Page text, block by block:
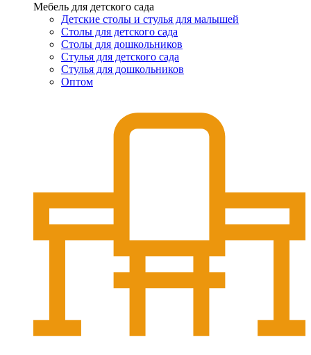
Мебель для детского сада
Детские столы и стулья для малышей
Столы для детского сада
Столы для дошкольников
Стулья для детского сада
Стулья для дошкольников
Оптом